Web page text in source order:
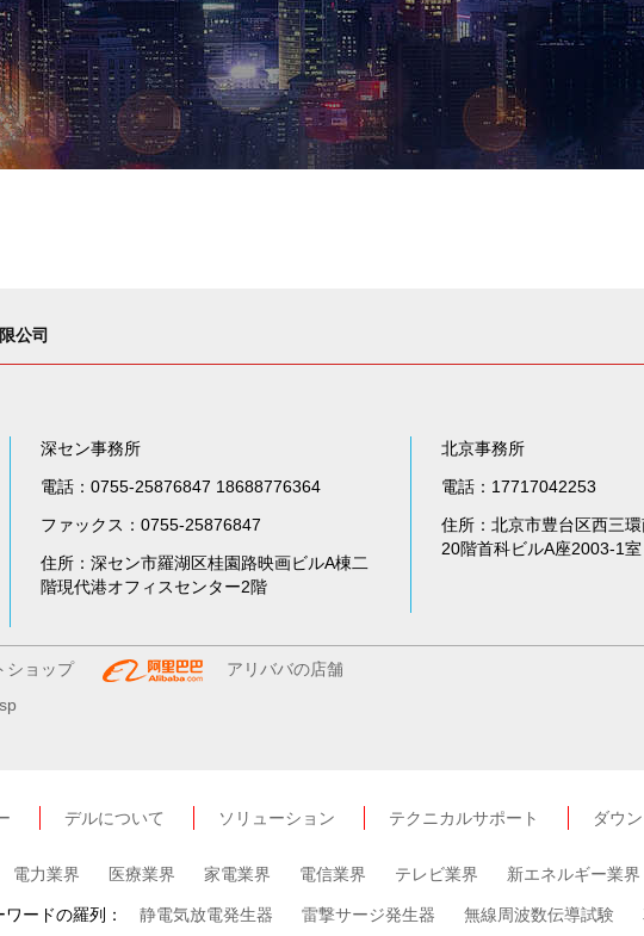
公司
深セン事務所
電話：0755-25876847 18688776364
ファックス：0755-25876847
住所：深セン市羅湖区桂園路映画ビルA棟二
階現代港オフィスセンター2階
北京事務所
電話：17717042253
住所：北京市豊台区西三
20階首科ビルA座2003-1室
ショップ
アリババの店舗
デルについて ソリューション テクニカルサポート ダウ
電力業界 医療業界 家電業界 電信業界 テレビ業界 新エネルギー業界
ワードの羅列： 静電気放電発生器 雷撃サージ発生器 無線周波数伝導試験